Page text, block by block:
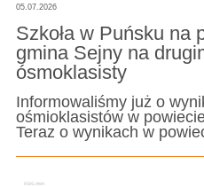
05.07.2026
Szkoła w Puńsku na
gmina Sejny na
ósmoklasisty
Informowaliśmy już o
ośmioklasistów w
Teraz o wynikach w